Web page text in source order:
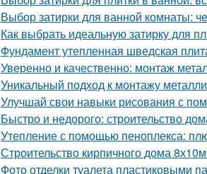
Выбор затирки для ванной комнаты:
Как выбрать идеальную затирку для
Фундамент утепленная шведская
Уверенно и качественно: монтаж
Уникальный подход к монтажу
Улучшай свои навыки рисования с
Быстро и недорого: строительство
Утепление с помощью пеноплекса:
Строительство кирпичного дома
Фото отделки туалета пластиковыми